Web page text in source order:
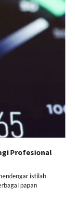
Profesional
istilah
papan